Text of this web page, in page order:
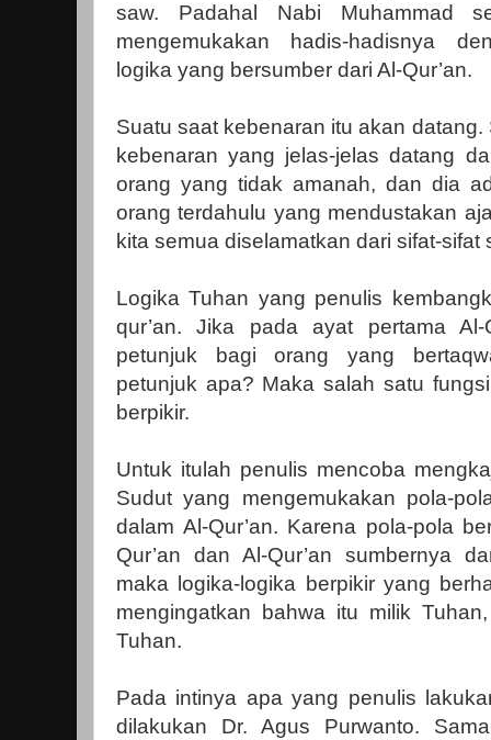
saw. Padahal Nabi Muhammad
mengemukakan hadis-hadisnya
logika yang bersumber dari Al-Qur’an.
Suatu saat kebenaran itu akan
kebenaran yang jelas-jelas datang
orang yang tidak amanah, dan dia
orang terdahulu yang mendustakan
kita semua diselamatkan dari sifat-sifat
Logika Tuhan yang penulis
qur’an. Jika pada ayat pertama Al-
petunjuk bagi orang yang
petunjuk apa? Maka salah satu
berpikir.
Untuk itulah penulis mencoba
Sudut yang mengemukakan pola-
dalam Al-Qur’an. Karena pola-pola
Qur’an dan Al-Qur’an sumbernya
maka logika-logika berpikir yang
mengingatkan bahwa itu milik
Tuhan.
Pada intinya apa yang penulis
dilakukan Dr. Agus Purwanto.